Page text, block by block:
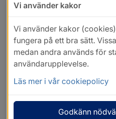
Vi använder kakor
Vi använder kakor
fungera på ett bra sätt.
medan andra används för
användarupplevelse.
Läs mer i vår cookiepolicy
Godkänn